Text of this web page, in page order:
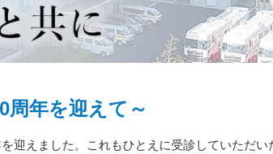
周年を迎えて～
迎えました。これもひとえに受診していただい